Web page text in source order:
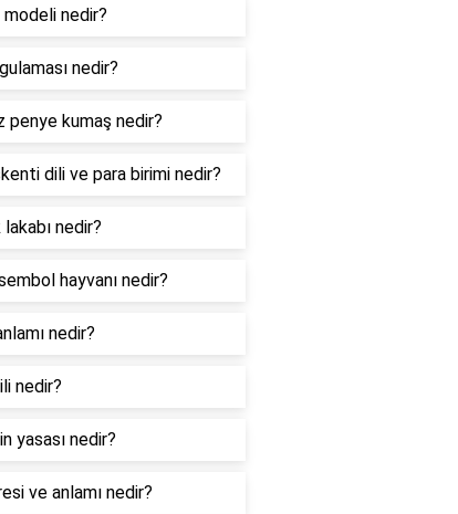
nedir?
nedir?
penye kumaş nedir?
dili ve para birimi nedir?
nedir?
hayvanı nedir?
nedir?
nedir?
yasası nedir?
ve anlamı nedir?